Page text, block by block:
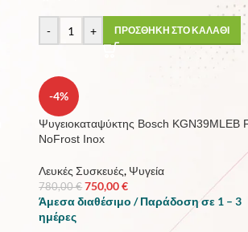
- + ΠΡΟΣΘΗΚΗ ΣΤΟ ΚΑΛΑΘΙ
-4%
Ψυγειοκαταψύκτης Bosch KGN39MLEB
NoFrost Inox
Λευκές Συσκευές, Ψυγεία
780,00€ 750,00€
Άμεσα διαθέσιμο / Παράδοση σε 1 – 3
ημέρες